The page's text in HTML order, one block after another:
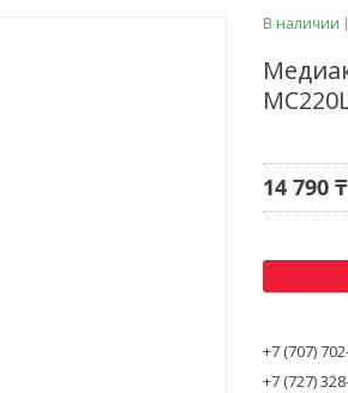
В наличии
14 790 ₸
+7 (707)
+7 (727)